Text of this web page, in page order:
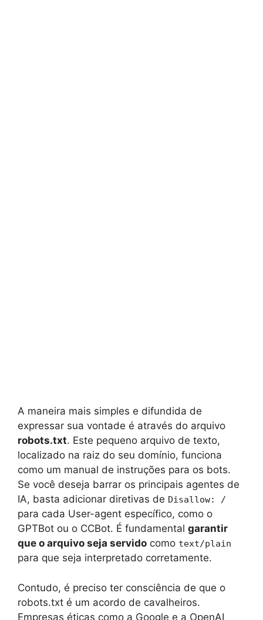
A maneira mais simples e difundida de
expressar sua vontade é através do arquivo
robots.txt. Este pequeno arquivo de texto,
localizado na raiz do seu domínio, funciona
como um manual de instruções para os bots.
Se você deseja barrar os principais agentes de
IA, basta adicionar diretivas de Disallow: /
para cada User-agent específico, como o
GPTBot ou o CCBot. É fundamental garantir
que o arquivo seja servido como text/plain
para que seja interpretado corretamente.
Contudo, é preciso ter consciência de que o
robots.txt é um acordo de cavalheiros.
Empresas éticas como a Google e a OpenAI